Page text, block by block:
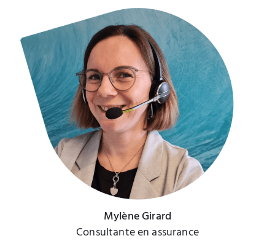
Mylène Girard
Consultante en assurance